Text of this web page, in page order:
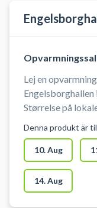
Opvarmningssal
Lej en
Engelsborghallen
Størrelse på
spejle. Velegnet til aktiviter: Dans,
Yoga,
Max antal
Denna produkt är
10. Aug
14. Aug